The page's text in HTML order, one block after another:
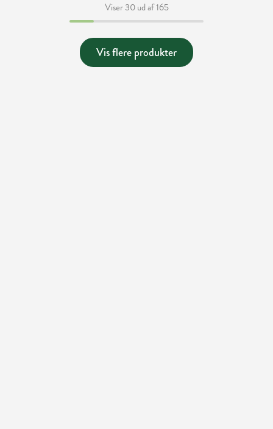
Viser 30 ud af 165
Vis flere produkter